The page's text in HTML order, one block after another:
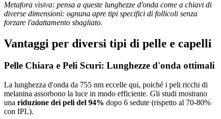
Metafora visiva: pensa a queste lunghezze d'onda come a chiavi di
diverse dimensioni: ognuna apre tipi specifici di follicoli senza
forzare l'adattamento sbagliato.
Vantaggi per diversi tipi di pelle e capelli
Pelle Chiara e Peli Scuri: Lunghezze d'onda ottimali
La lunghezza d'onda da 755 nm eccelle qui, poiché i peli ricchi di
melanina assorbono la luce in modo efficiente. Gli studi mostrano
una riduzione dei peli del 94% dopo 6 sedute (rispetto al 70-80%
con IPL).